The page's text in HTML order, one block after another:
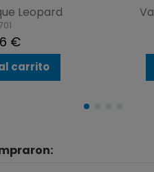
Leopard
€
carrito